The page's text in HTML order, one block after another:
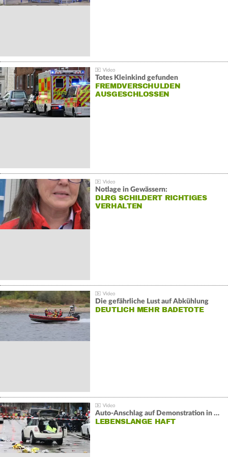
Totes Kleinkind gefunden
FREMDVERSCHULDEN
AUSGESCHLOSSEN
Notlage in Gewässern:
DLRG SCHILDERT RICHTIGES
VERHALTEN
Die gefährliche Lust auf Abkühlung
DEUTLICH MEHR BADETOTE
Auto-Anschlag auf Demonstration in München:
LEBENSLANGE HAFT